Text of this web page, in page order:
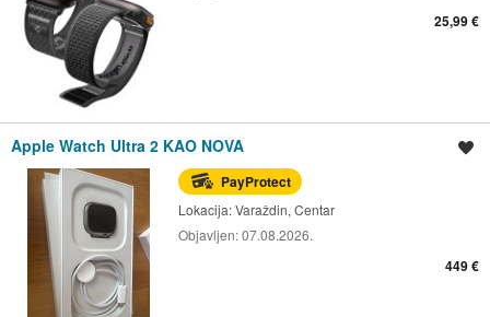
25,99 €
Apple Watch Ultra 2 KAO NOVA
PayProtect
Lokacija:Varaždin, Centar
Objavljen:07.08.2026.
449 €